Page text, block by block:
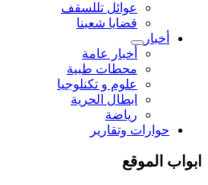
عوائل تللسقف
قضايا شعبنا
أخبار
أخبار عامة
محطات طبية
علوم و تکنلوجیا
ابطال الحرية
رياضة
حوارات وتقارير
ابواب الموقع